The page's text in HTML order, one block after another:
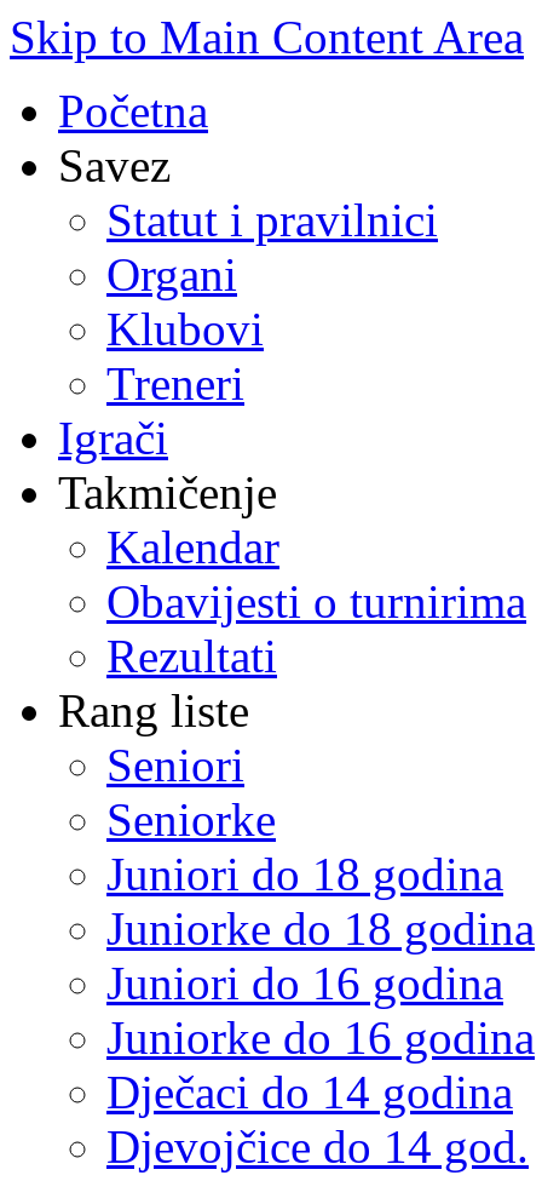
Skip to Main Content Area
Početna
Savez
Statut i pravilnici
Organi
Klubovi
Treneri
Igrači
Takmičenje
Kalendar
Obavijesti o turnirima
Rezultati
Rang liste
Seniori
Seniorke
Juniori do 18 godina
Juniorke do 18 godina
Juniori do 16 godina
Juniorke do 16 godina
Dječaci do 14 godina
Djevojčice do 14 god.